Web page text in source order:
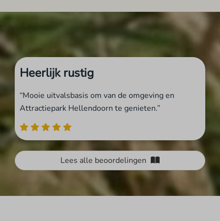
Heerlijk rustig
“Mooie uitvalsbasis om van de omgeving en
Attractiepark Hellendoorn te genieten.”
Lees alle beoordelingen